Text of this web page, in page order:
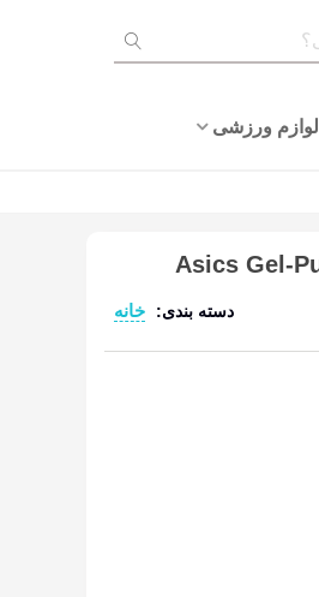
لوازم ورزشی
دسته بندی: خانه